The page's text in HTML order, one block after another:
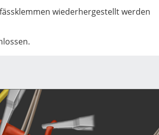
wiederhergestellt werden